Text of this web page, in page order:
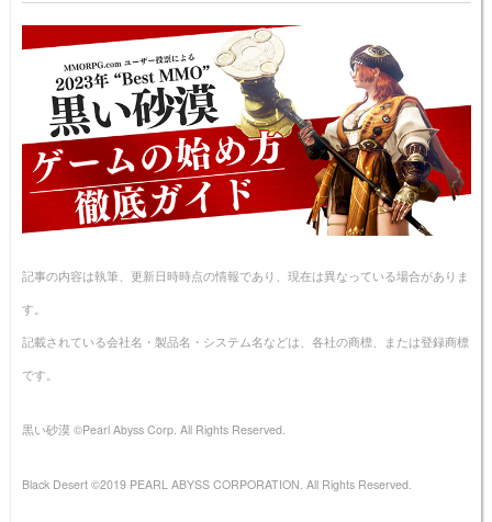
記事の内容は執筆、更新日時時点の情報であり、現在は異なっている場合がありま
す。
記載されている会社名・製品名・システム名などは、各社の商標、または登録商標
です。
黒い砂漠 ©Pearl Abyss Corp. All Rights Reserved.
Black Desert ©2019 PEARL ABYSS CORPORATION. All Rights Reserved.